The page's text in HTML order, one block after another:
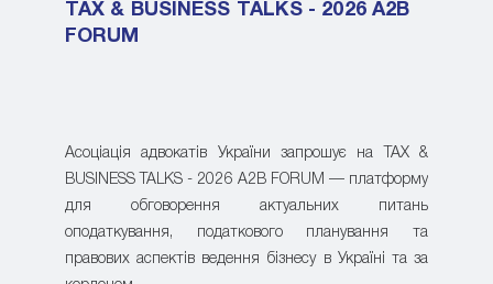
TAX & BUSINESS TALKS - 2026 A2B
FORUM
Асоціація адвокатів України запрошує на TAX &
BUSINESS TALKS - 2026 A2B FORUM — платформу
для обговорення актуальних питань
оподаткування, податкового планування та
правових аспектів ведення бізнесу в Україні та за